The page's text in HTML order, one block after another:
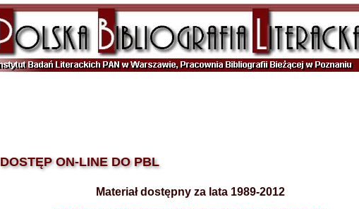
DOSTĘP ON-LINE DO PBL
Materiał dostępny za lata 1989-2012